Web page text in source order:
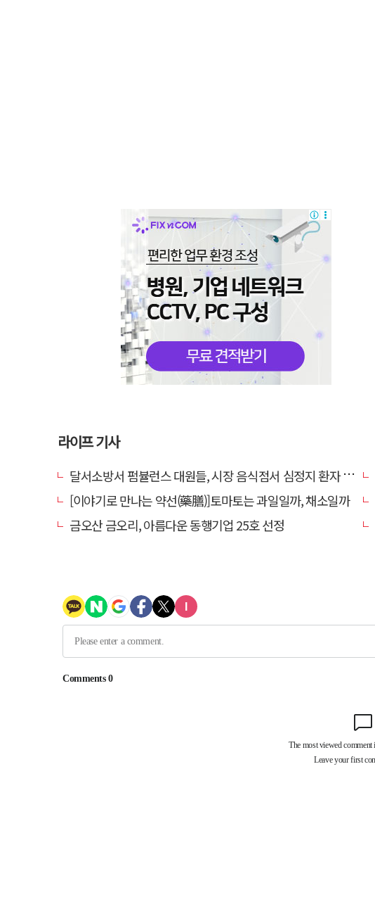
라이프 기사
달서소방서 펌뷸런스 대원들, 시장 음식점서 심정지 환자 생명 살려
[이야기로 만나는 약선(藥膳)]토마토는 과일일까, 채소일까
금오산 금오리, 아름다운 동행기업 25호 선정